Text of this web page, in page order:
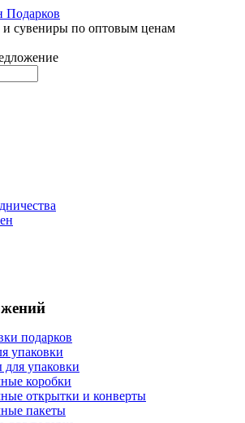
сувениры по оптовым ценам
подарков
упаковки
упаковки
коробки
открытки и конверты
пакеты